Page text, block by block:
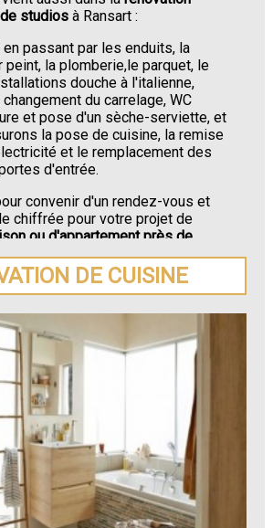
studios à Ransart :
passant par les enduits, la
peint, la plomberie,le parquet, le
douche à l'italienne,
du carrelage, WC
et pose d'un sèche-serviette, et
la pose de cuisine, la remise
et le remplacement des
d'entrée.
convenir d'un rendez-vous et
chiffrée pour votre projet de
ou d'appartement près de
DE CUISINE